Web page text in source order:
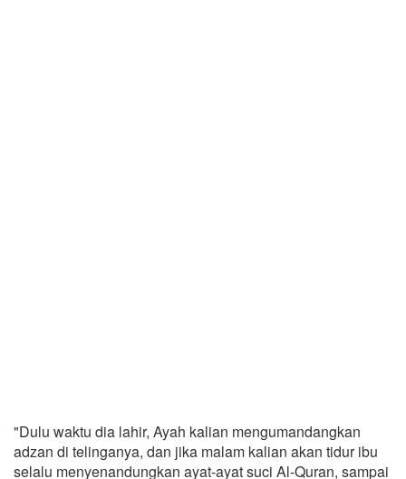
"Dulu waktu dia lahir, Ayah kalian mengumandangkan
adzan di telinganya, dan jika malam kalian akan tidur ibu
selalu menyenandungkan ayat-ayat suci Al-Quran, sampai